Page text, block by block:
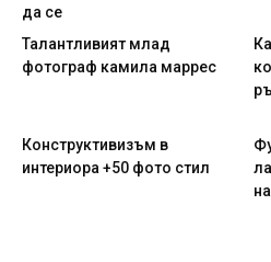
да се
Талантливият млад
фотограф камила маррес
Конструктивизъм в
интериора +50 фото стил